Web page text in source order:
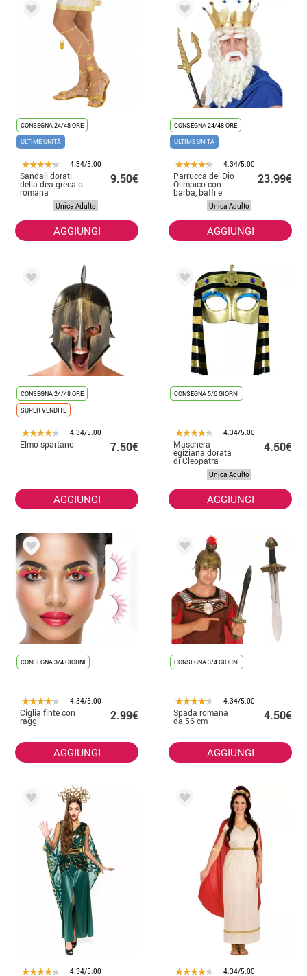
CONSEGNA 24/48 ORE
ULTIME UNITÀ
4.34/5.00
Sandali dorati
della dea greca o
romana
9.50€
Unica Adulto
AGGIUNGI
CONSEGNA 24/48 ORE
ULTIME UNITÀ
4.34/5.00
Parrucca del Dio
Olimpico con
barba, baffi e
sopracciglia da
23.99€
Unica Adulto
AGGIUNGI
CONSEGNA 24/48 ORE
SUPER VENDITE
4.34/5.00
Elmo spartano 7.50€
AGGIUNGI
CONSEGNA 5/6 GIORNI
4.34/5.00
Maschera
egiziana dorata
di Cleopatra
4.50€
Unica Adulto
AGGIUNGI
CONSEGNA 3/4 GIORNI
4.34/5.00
Ciglia finte con
raggi 2.99€
AGGIUNGI
CONSEGNA 3/4 GIORNI
4.34/5.00
Spada romana
da 56 cm 4.50€
AGGIUNGI
4.34/5.00 4.34/5.00